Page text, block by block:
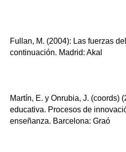
Fullan, M. (2004): Las fuerzas
continuación. Madrid: Akal
Martín, E. y Onrubia, J. (coords)
educativa. Procesos de
enseñanza. Barcelona: Graó